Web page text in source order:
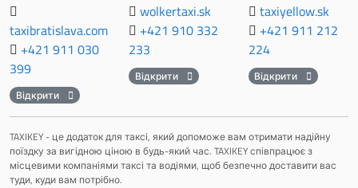
taxibratislava.com
+421 911 030
399
Відкрити
wolkertaxi.sk
+421 910 332
233
Відкрити
taxiyellow.sk
+421 911 212
224
Відкрити
TAXIKEY - це додаток для таксі, який допоможе вам отримати надійну
поїздку за вигідною ціною в будь-який час. TAXIKEY співпрацює з
місцевими компаніями таксі та водіями, щоб безпечно доставити вас
туди, куди вам потрібно.